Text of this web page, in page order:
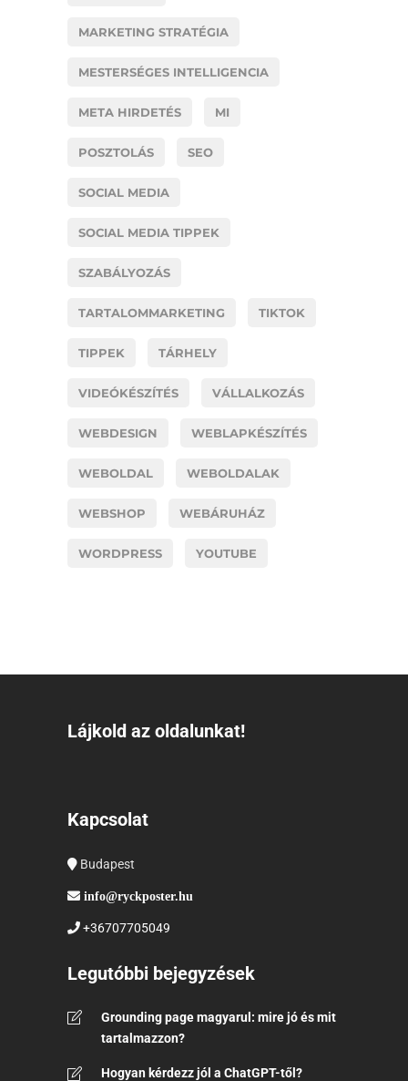
MARKETING STRATÉGIA
MESTERSÉGES INTELLIGENCIA
META HIRDETÉS MI
POSZTOLÁS SEO
SOCIAL MEDIA
SOCIAL MEDIA TIPPEK
SZABÁLYOZÁS
TARTALOMMARKETING TIKTOK
TIPPEK TÁRHELY
VIDEÓKÉSZÍTÉS VÁLLALKOZÁS
WEBDESIGN WEBLAPKÉSZÍTÉS
WEBOLDAL WEBOLDALAK
WEBSHOP WEBÁRUHÁZ
WORDPRESS YOUTUBE
Lájkold az oldalunkat!
Kapcsolat
Budapest
info@ryckposter.hu
+36707705049
Legutóbbi bejegyzések
Grounding page magyarul: mire jó és mit
tartalmazzon?
Hogyan kérdezz jól a ChatGPT-től?